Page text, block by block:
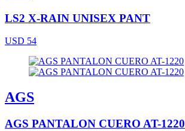
LS2 X-RAIN UNISEX PANT
USD 54
AGS
AGS PANTALON CUERO AT-1220